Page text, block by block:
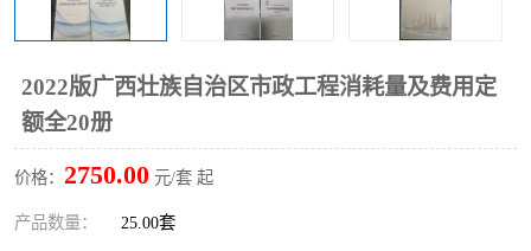
2022版广西壮族自治区市政工程消耗量及费用定
额全20册
价格： 2750.00 元/套 起
产品数量： 25.00套
算定额
山东省工程预算定额 法律图书
电网技改,拆除,检修定额 炼油化工计价依据定额
信息通信建设工程预算定
额
火力发电机组检修定额
湖北建设工程消耗量定额